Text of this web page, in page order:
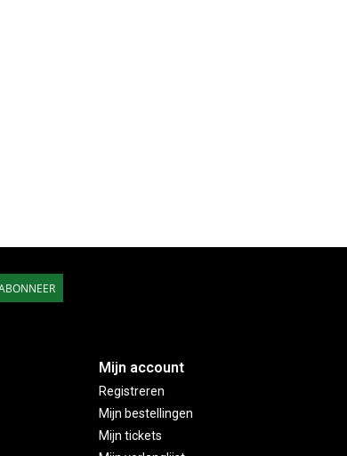
Mijn account
Registreren
Mijn bestellingen
Mijn tickets